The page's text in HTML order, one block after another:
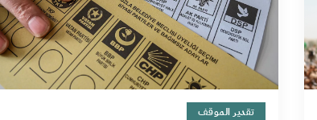
2 دقائق
تقدير الموقف